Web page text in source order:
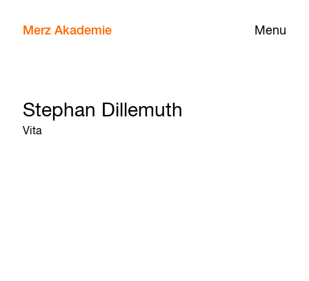
Menu
Merz Akademie
Stephan Dillemuth
Vita